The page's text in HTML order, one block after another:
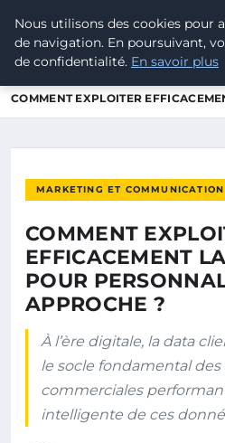
POUVOIR OUVRIER
COMMENT EXPLOITER
MARKETING ET COMMUNICATION
COMMENT
EFFICACEMENT
POUR
APPROCHE ?
À l’ère digitale, la data
le socle fondamental des
commerciales
intelligente de ces
Nous utilisons des cookies pour
de navigation. En poursuivant,
de confidentialité. En savoir plus